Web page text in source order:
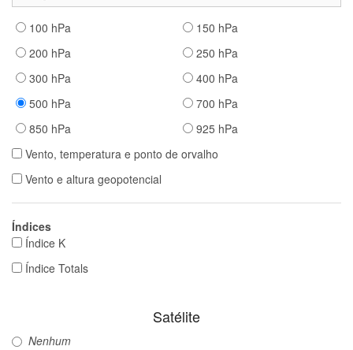
100 hPa
150 hPa
200 hPa
250 hPa
300 hPa
400 hPa
500 hPa
700 hPa
850 hPa
925 hPa
Vento, temperatura e ponto de orvalho
Vento e altura geopotencial
Índices
Índice K
Índice Totals
Satélite
Nenhum